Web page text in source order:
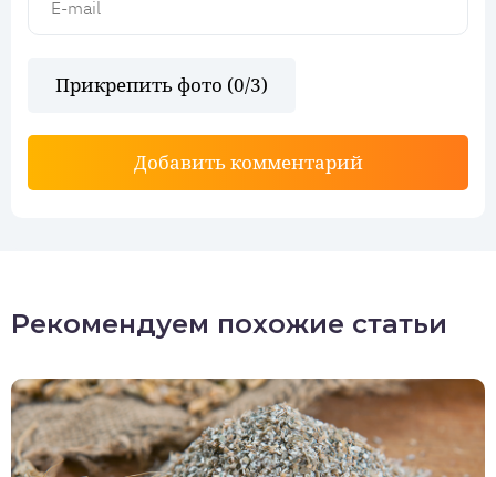
Прикрепить фото (0/3)
Добавить комментарий
Рекомендуем похожие статьи